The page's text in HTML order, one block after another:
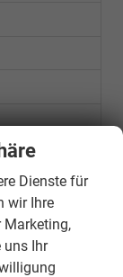
Dienste für
wir Ihre
Marketing,
uns Ihr